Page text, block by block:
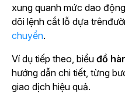
xung quanh mức dao
dõi lệnh cắt lỗ dựa
chuyển.
Ví dụ tiếp theo, biểu đồ
hướng dẫn chi tiết, từng
giao dịch hiệu quả.